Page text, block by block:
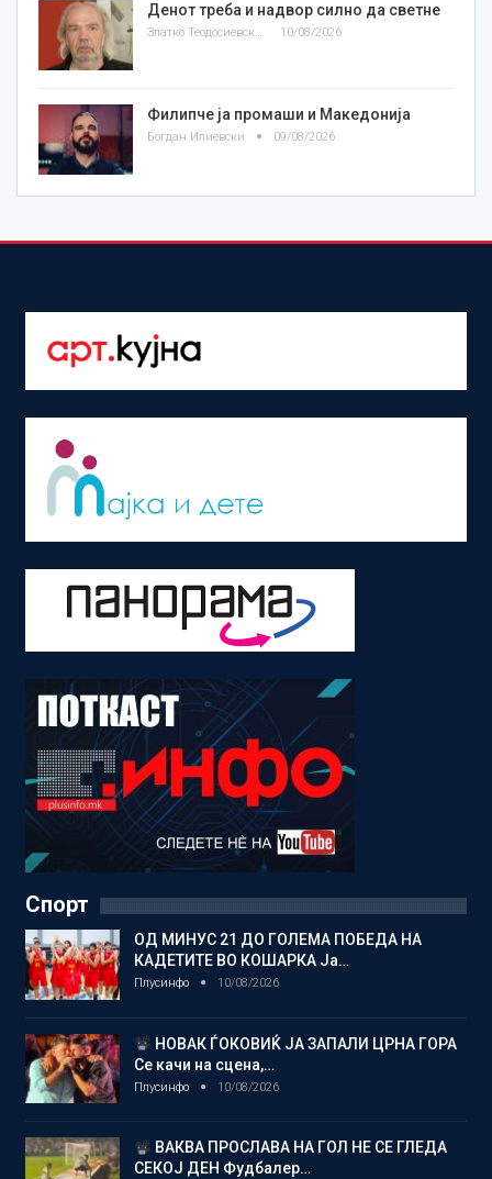
Денот треба и надвор силно да светне
Златко Теодосиевски 10/08/2026
Филипче ја промаши и Македонија
Богдан Илиевски 09/08/2026
Спорт
ОД МИНУС 21 ДО ГОЛЕМА ПОБЕДА НА
КАДЕТИТЕ ВО КОШАРКА Ја…
Плусинфо 10/08/2026
НОВАК ЃОКОВИЌ ЈА ЗАПАЛИ ЦРНА ГОРА
Се качи на сцена,…
Плусинфо 10/08/2026
ВАКВА ПРОСЛАВА НА ГОЛ НЕ СЕ ГЛЕДА
СЕКОЈ ДЕН Фудбалер…